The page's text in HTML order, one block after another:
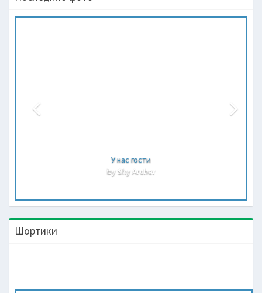
У нас гости
by Sky Archer
Шортики